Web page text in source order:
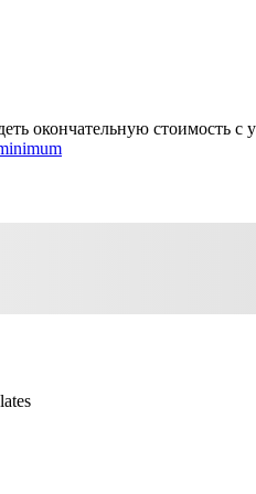
окончательную стоимость с